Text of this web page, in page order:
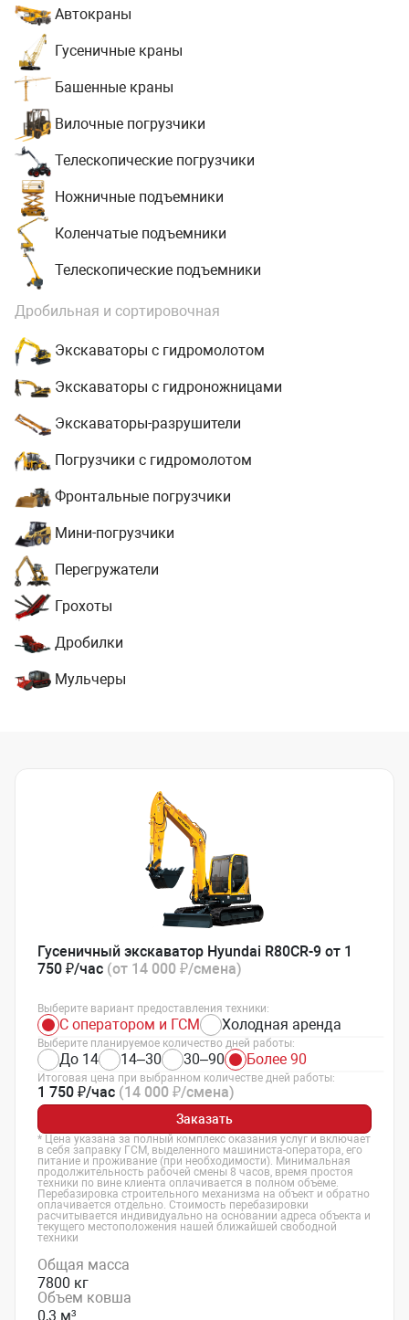
Автокраны
Гусеничные краны
Башенные краны
Вилочные погрузчики
Телескопические погрузчики
Ножничные подъемники
Коленчатые подъемники
Телескопические подъемники
Дробильная и сортировочная
Экскаваторы с гидромолотом
Экскаваторы с гидроножницами
Экскаваторы-разрушители
Погрузчики с гидромолотом
Фронтальные погрузчики
Мини-погрузчики
Перегружатели
Грохоты
Дробилки
Мульчеры
Гусеничный экскаватор Hyundai R80CR-9 от 1
750 ₽/час (от 14 000 ₽/смена)
Выберите вариант предоставления техники:
С оператором и ГСМ Холодная аренда
Выберите планируемое количество дней работы:
До 14 14–30 30–90 Более 90
Итоговая цена при выбранном количестве дней работы:
1 750 ₽/час (14 000 ₽/смена)
Заказать
* Цена указана за полный комплекс оказания услуг и включает
в себя заправку ГСМ, выделенного машиниста-оператора, его
питание и проживание (при необходимости). Минимальная
продолжительность рабочей смены 8 часов, время простоя
техники по вине клиента оплачивается в полном объеме.
Перебазировка строительного механизма на объект и обратно
оплачивается отдельно. Стоимость перебазировки
расчитывается индивидуально на основании адреса объекта и
текущего местоположения нашей ближайшей свободной
техники
Общая масса
7800 кг
Объем ковша
0,3 м³